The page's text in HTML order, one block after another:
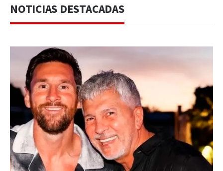
NOTICIAS DESTACADAS